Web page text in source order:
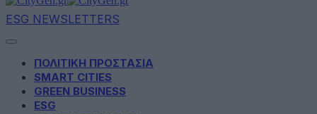
ESG NEWSLETTERS
ΠΟΛΙΤΙΚΗ ΠΡΟΣΤΑΣΙΑ
SMART CITIES
GREEN BUSINESS
ESG